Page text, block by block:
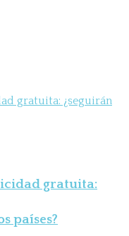
gratuita:
países?